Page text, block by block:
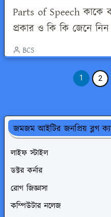
Parts of Speech
প্রকার ও কি কি জেনে নিন
BCS
1 2
জমজম আইটির জনপ্রিয় ব্লগ
লাইফ স্টাইল
ডক্টর কর্নার
রোগ জিজ্ঞাসা
কম্পিউটার নলেজ